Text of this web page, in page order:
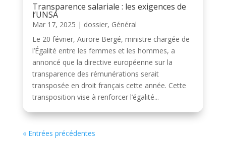
Transparence salariale : les exigences de
l’UNSA
Mar 17, 2025 | dossier, Général
Le 20 février, Aurore Bergé, ministre chargée de
l’Égalité entre les femmes et les hommes, a
annoncé que la directive européenne sur la
transparence des rémunérations serait
transposée en droit français cette année. Cette
transposition vise à renforcer l’égalité...
« Entrées précédentes